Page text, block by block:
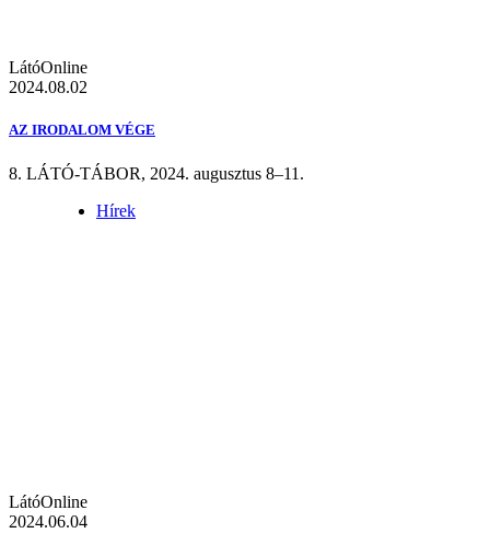
LátóOnline
2024.08.02
AZ IRODALOM VÉGE
8. LÁTÓ-TÁBOR, 2024. augusztus 8–11.
Hírek
LátóOnline
2024.06.04